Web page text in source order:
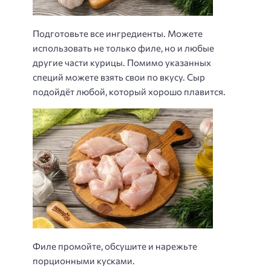
Подготовьте все ингредиенты. Можете
использовать не только филе, но и любые
другие части курицы. Помимо указанных
специй можете взять свои по вкусу. Сыр
подойдёт любой, который хорошо плавится.
Филе промойте, обсушите и нарежьте
порционными кусками.